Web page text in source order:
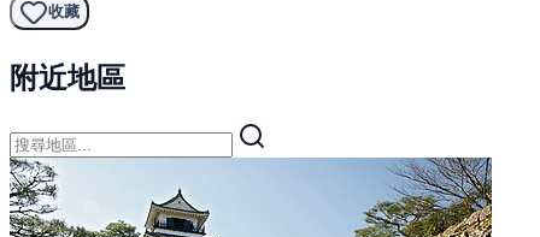
收藏
附近地區